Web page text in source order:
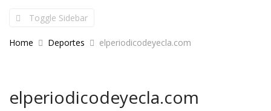
Toggle Sidebar
Home Deportes elperiodicodeyecla.com
elperiodicodeyecla.com